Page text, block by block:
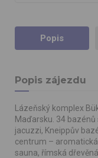
Popis
Popis zájezdu
Lázeňský komplex
Maďarsku. 34
jacuzzi, Kneippův
centrum –
sauna, římská